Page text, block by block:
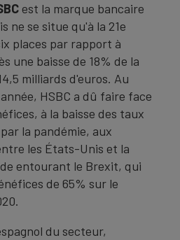
est la marque bancaire
ne se situe qu'à la 21e
places par rapport à
une baisse de 18% de la
milliards d'euros. Au
HSBC a dû faire face
à la baisse des taux
la pandémie, aux
les États-Unis et la
entourant le Brexit, qui
de 65% sur le
du secteur,